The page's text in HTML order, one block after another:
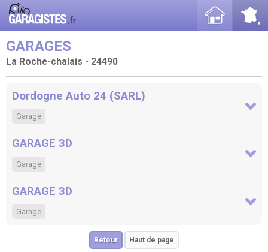
GARAGES
La Roche-chalais - 24490
Dordogne Auto 24 (SARL)
Garage
GARAGE 3D
Garage
GARAGE 3D
Garage
Retour Haut de page